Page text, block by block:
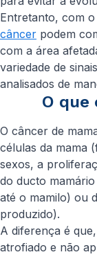
Entretanto, com
câncer podem
com a área
variedade de
analisados de
O que
O câncer de
células da mama
sexos, a
do ducto
até o mamilo) ou
produzido).
A diferença é
atrofiado e não